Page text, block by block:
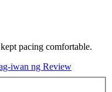
pacing comfortable.
iwan ng Review